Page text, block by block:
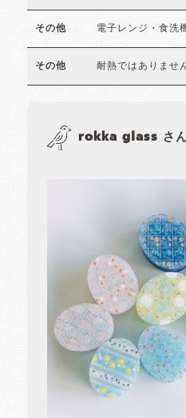
その他 電子レンジ・食洗
その他 耐熱ではありませ
rokka glass さ